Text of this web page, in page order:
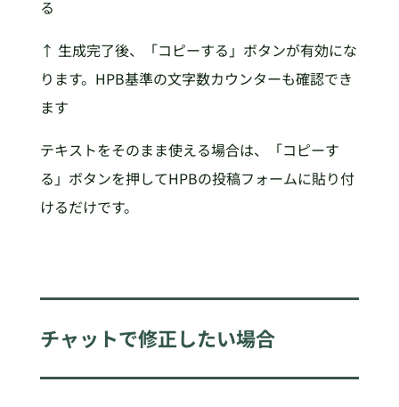
る
↑ 生成完了後、「コピーする」ボタンが有効にな
ります。HPB基準の文字数カウンターも確認でき
ます
テキストをそのまま使える場合は、「コピーす
る」ボタンを押してHPBの投稿フォームに貼り付
けるだけです。
チャットで修正したい場合